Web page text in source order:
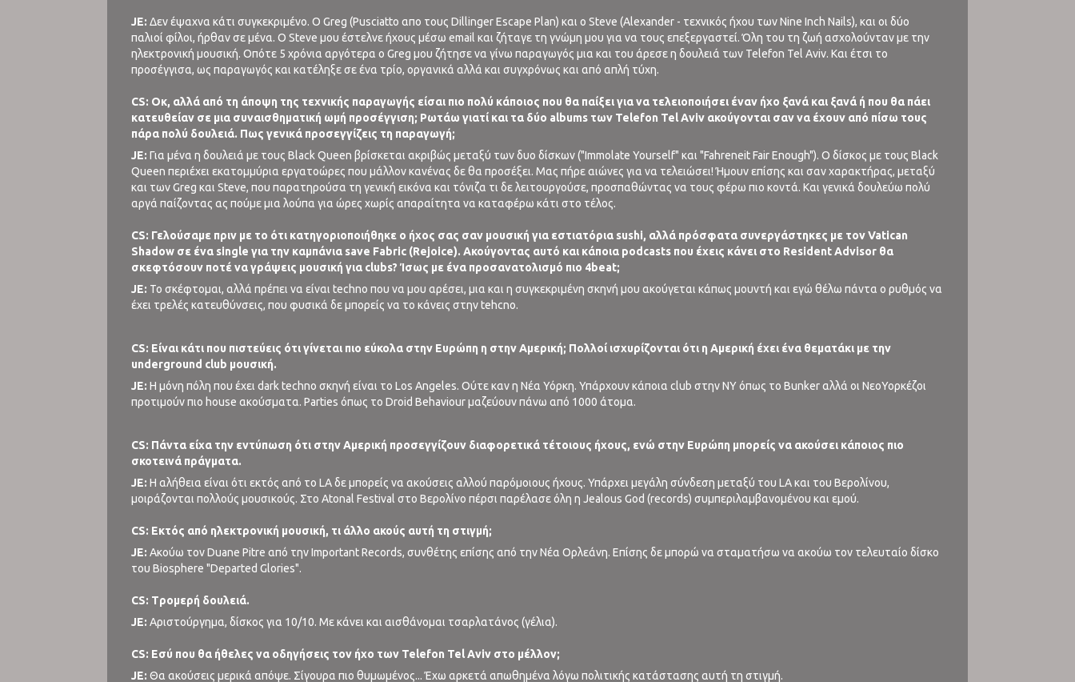
JE: Δεν έψαχνα κάτι συγκεκριμένο. Ο Greg (Pusciatto απο τους Dillinger Escape Plan) και ο Steve (Alexander - τεχνικός ήχου των Nine Inch Nails), και οι δύο
παλιοί φίλοι, ήρθαν σε μένα. Ο Steve μου έστελνε ήχους μέσω email και ζήταγε τη γνώμη μου για να τους επεξεργαστεί. Όλη του τη ζωή ασχολούνταν με την
ηλεκτρονική μουσική. Οπότε 5 χρόνια αργότερα ο Greg μου ζήτησε να γίνω παραγωγός μια και του άρεσε η δουλειά των Telefon Tel Aviv. Και έτσι το
προσέγγισα, ως παραγωγός και κατέληξε σε ένα τρίο, οργανικά αλλά και συγχρόνως και από απλή τύχη.
CS: Οκ, αλλά από τη άποψη της τεχνικής παραγωγής είσαι πιο πολύ κάποιος που θα παίξει για να τελειοποιήσει έναν ήχο ξανά και ξανά ή που θα πάει
κατευθείαν σε μια συναισθηματική ωμή προσέγγιση; Ρωτάω γιατί και τα δύο albums των Telefon Tel Aviv ακούγονται σαν να έχουν από πίσω τους
πάρα πολύ δουλειά. Πως γενικά προσεγγίζεις τη παραγωγή;
JE: Για μένα η δουλειά με τους Black Queen βρίσκεται ακριβώς μεταξύ των δυο δίσκων ("Immolate Yourself" και "Fahreneit Fair Enough"). Ο δίσκος με τους Black
Queen περιέχει εκατομμύρια εργατοώρες που μάλλον κανένας δε θα προσέξει. Μας πήρε αιώνες για να τελειώσει! Ήμουν επίσης και σαν χαρακτήρας, μεταξύ
και των Greg και Steve, που παρατηρούσα τη γενική εικόνα και τόνιζα τι δε λειτουργούσε, προσπαθώντας να τους φέρω πιο κοντά. Και γενικά δουλεύω πολύ
αργά παίζοντας ας πούμε μια λούπα για ώρες χωρίς απαραίτητα να καταφέρω κάτι στο τέλος.
CS: Γελούσαμε πριν με το ότι κατηγοριοποιήθηκε ο ήχος σας σαν μουσική για εστιατόρια sushi, αλλά πρόσφατα συνεργάστηκες με τον Vatican
Shadow σε ένα single για την καμπάνια save Fabric (Rejoice). Ακούγοντας αυτό και κάποια podcasts που έχεις κάνει στο Resident Advisor θα
σκεφτόσουν ποτέ να γράψεις μουσική για clubs? Ίσως με ένα προσανατολισμό πιο 4beat;
JE: Το σκέφτομαι, αλλά πρέπει να είναι techno που να μου αρέσει, μια και η συγκεκριμένη σκηνή μου ακούγεται κάπως μουντή και εγώ θέλω πάντα ο ρυθμός να
έχει τρελές κατευθύνσεις, που φυσικά δε μπορείς να το κάνεις στην tehcno.
CS: Είναι κάτι που πιστεύεις ότι γίνεται πιο εύκολα στην Ευρώπη η στην Αμερική; Πολλοί ισχυρίζονται ότι η Αμερική έχει ένα θεματάκι με την
underground club μουσική.
JE: Η μόνη πόλη που έχει dark techno σκηνή είναι το Los Angeles. Ούτε καν η Νέα Υόρκη. Υπάρχουν κάποια club στην NY όπως το Bunker αλλά οι ΝεοΥορκέζοι
προτιμούν πιο house ακούσματα. Parties όπως το Droid Behaviour μαζεύουν πάνω από 1000 άτομα.
CS: Πάντα είχα την εντύπωση ότι στην Αμερική προσεγγίζουν διαφορετικά τέτοιους ήχους, ενώ στην Ευρώπη μπορείς να ακούσει κάποιος πιο
σκοτεινά πράγματα.
JE: Η αλήθεια είναι ότι εκτός από το LA δε μπορείς να ακούσεις αλλού παρόμοιους ήχους. Υπάρχει μεγάλη σύνδεση μεταξύ του LA και του Βερολίνου,
μοιράζονται πολλούς μουσικούς. Στο Atonal Festival στο Βερολίνο πέρσι παρέλασε όλη η Jealous God (records) συμπεριλαμβανομένου και εμού.
CS: Εκτός από ηλεκτρονική μουσική, τι άλλο ακούς αυτή τη στιγμή;
JE: Ακούω τον Duane Pitre από την Important Records, συνθέτης επίσης από την Νέα Ορλεάνη. Επίσης δε μπορώ να σταματήσω να ακούω τον τελευταίο δίσκο
του Biosphere "Departed Glories".
CS: Tρομερή δουλειά.
JE: Αριστούργημα, δίσκος για 10/10. Με κάνει και αισθάνομαι τσαρλατάνος (γέλια).
CS: Εσύ που θα ήθελες να οδηγήσεις τον ήχο των Telefon Tel Aviv στο μέλλον;
JE: Θα ακούσεις μερικά απόψε. Σίγουρα πιο θυμωμένος... Έχω αρκετά απωθημένα λόγω πολιτικής κατάστασης αυτή τη στιγμή.